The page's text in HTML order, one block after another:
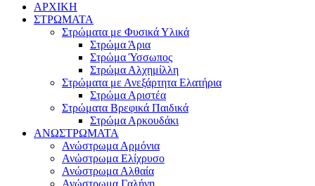
ΑΡΧΙΚΗ
ΣΤΡΩΜΑΤΑ
Στρώματα με Φυσικά Υλικά
Στρώμα Άρια
Στρώμα Ύσσωπος
Στρώμα Αλχημίλλη
Στρώματα με Ανεξάρτητα Ελατήρια
Στρώμα Αριστέα
Στρώματα Βρεφικά Παιδικά
Στρώμα Αρκουδάκι
ΑΝΩΣΤΡΩΜΑΤΑ
Ανώστρωμα Αρμόνια
Ανώστρωμα Ελίχρυσο
Ανώστρωμα Αλθαία